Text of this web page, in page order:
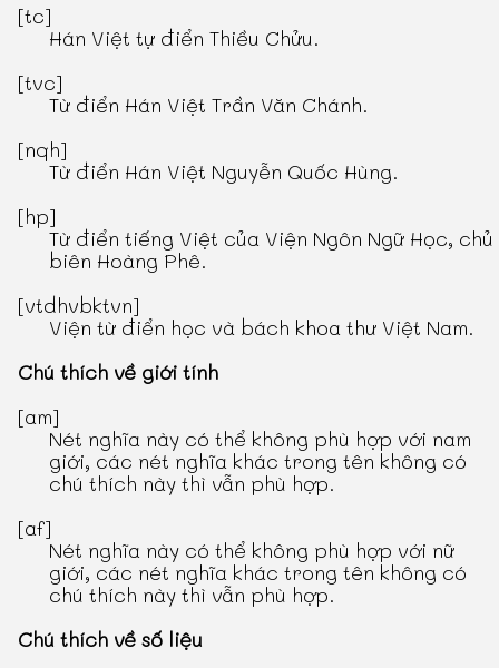
[tc]
Hán Việt tự điển Thiều Chửu.
[tvc]
Từ điển Hán Việt Trần Văn Chánh.
[nqh]
Từ điển Hán Việt Nguyễn Quốc Hùng.
[hp]
Từ điển tiếng Việt của Viện Ngôn Ngữ Học, chủ
biên Hoàng Phê.
[vtdhvbktvn]
Viện từ điển học và bách khoa thư Việt Nam.
Chú thích về giới tính
[am]
Nét nghĩa này có thể không phù hợp với nam
giới, các nét nghĩa khác trong tên không có
chú thích này thì vẫn phù hợp.
[af]
Nét nghĩa này có thể không phù hợp với nữ
giới, các nét nghĩa khác trong tên không có
chú thích này thì vẫn phù hợp.
Chú thích về số liệu